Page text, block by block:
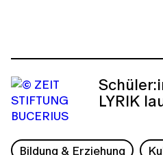
LYRIK
Bildung & Erziehung